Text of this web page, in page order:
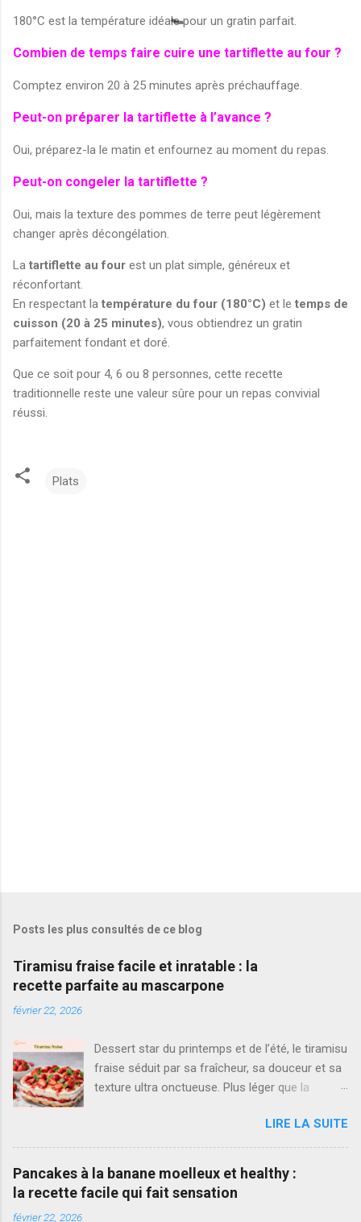
180°C est la température idéale pour un gratin parfait.
Combien de temps faire cuire une tartiflette au four ?
Comptez environ 20 à 25 minutes après préchauffage.
Peut-on préparer la tartiflette à l’avance ?
Oui, préparez-la le matin et enfournez au moment du repas.
Peut-on congeler la tartiflette ?
Oui, mais la texture des pommes de terre peut légèrement
changer après décongélation.
La tartiflette au four est un plat simple, généreux et
réconfortant.
En respectant la température du four (180°C) et le temps de
cuisson (20 à 25 minutes), vous obtiendrez un gratin
parfaitement fondant et doré.
Que ce soit pour 4, 6 ou 8 personnes, cette recette
traditionnelle reste une valeur sûre pour un repas convivial
réussi.
Plats
Posts les plus consultés de ce blog
Tiramisu fraise facile et inratable : la
recette parfaite au mascarpone
février 22, 2026
Dessert star du printemps et de l’été, le tiramisu
fraise séduit par sa fraîcheur, sa douceur et sa
texture ultra onctueuse. Plus léger que la
des fraises fraîches et une crème mascarpone
aérienne. Si vous cherchez la meilleure recette
tiramisu fraise , simple, rapide et vraiment
inratable, vous êtes au bon endroit. Ici, je vous
propose une version équilibrée, parfumée à la
LIRE LA SUITE
Pancakes à la banane moelleux et healthy :
la recette facile qui fait sensation
février 22, 2026